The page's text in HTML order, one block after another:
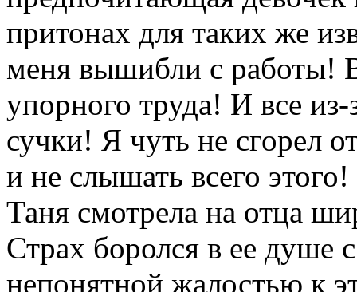
притонах для таких же
меня вышибли с работы!
упорного труда! И все
сучки! Я чуть не сгорел
и не слышать всего этого!
Таня смотрела на отца
Страх боролся в ее душе
непонятной жалостью к